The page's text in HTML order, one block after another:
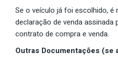
Se o veículo já foi escolhido, é
declaração de venda assinada
contrato de compra e venda.
Outras Documentações (se